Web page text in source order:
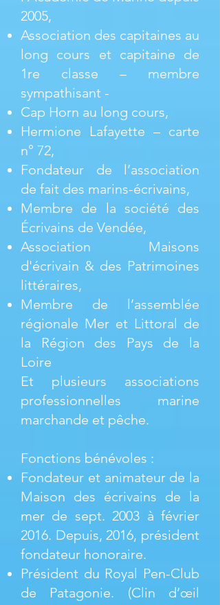
2005,
Association des capitaines au
long cours et capitaine de
1re classe – membre
sympathisant -
Cap Horn au long cours,
Hermione Lafayette – carte
n° 72,
Fondateur de l’association
de fait des marins-écrivains,
Membre de la société des
Écrivains de Vendée,
Association Maisons
d'écrivain & des Patrimoines
littéraires,
Membre de l’assemblée
régionale Mer et Littoral de
la Région des Pays de la
Loire
Et plusieurs associations
professionnelles marine
marchande et pêche.
Fonctions bénévoles :
Fondateur et animateur de la
Maison des écrivains de la
mer de sept. 2003 à février
2016. Depuis, 2016, président
fondateur honoraire.
Président du Royal Pen-Club
de Patagonie. (Clin d’œil